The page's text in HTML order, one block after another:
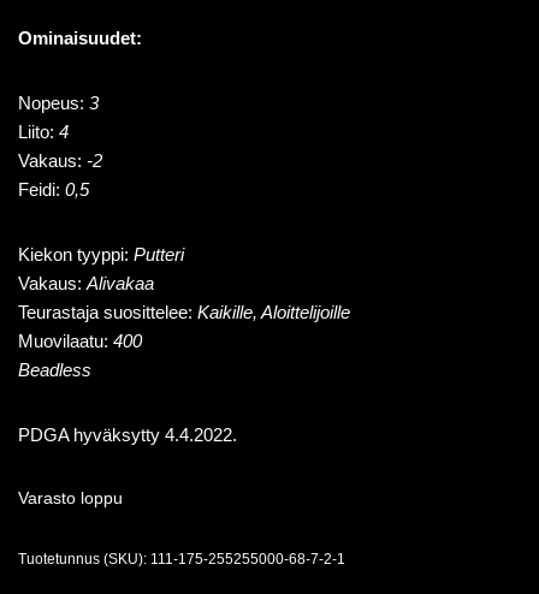
Ominaisuudet:
Nopeus: 3
Liito: 4
Vakaus: -2
Feidi: 0,5
Kiekon tyyppi: Putteri
Vakaus: Alivakaa
Teurastaja suosittelee: Kaikille, Aloittelijoille
Muovilaatu: 400
Beadless
PDGA hyväksytty 4.4.2022.
Varasto loppu
Tuotetunnus (SKU): 111-175-255255000-68-7-2-1